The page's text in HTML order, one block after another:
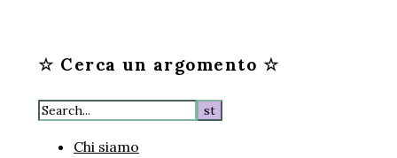
☆ Cerca un argomento ☆
Chi siamo